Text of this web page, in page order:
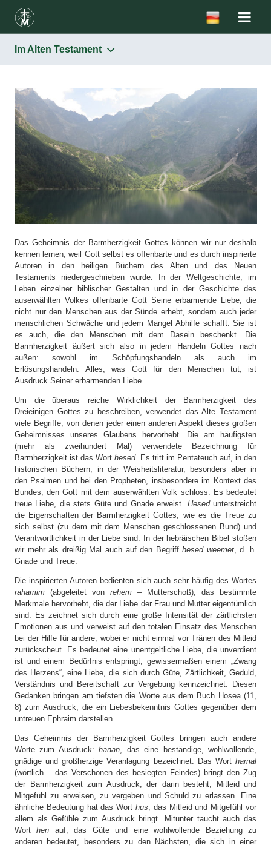
Im Alten Testament
Im Neuen Testament
Im „Tagebuch” der hl. Schwester Faustina
In der Lehre von Johannes Paul II.
Das Geheimnis der Barmherzigkeit Gottes können wir nur deshalb
kennen lernen, weil Gott selbst es offenbarte und es durch inspirierte
Autoren in den heiligen Büchern des Alten und des Neuen
Testaments niedergeschrieben wurde. In der Weltgeschichte, im
Leben einzelner biblischer Gestalten und in der Geschichte des
auserwählten Volkes offenbarte Gott Seine erbarmende Liebe, die
nicht nur den Menschen aus der Sünde erhebt, sondern auch jeder
menschlichen Schwäche und jedem Mangel Abhilfe schafft. Sie ist
es auch, die den Menschen mit dem Dasein beschenkt. Die
Barmherzigkeit äußert sich also in jedem Handeln Gottes nach
außen: sowohl im Schöpfungshandeln als auch im
Erlösungshandeln. Alles, was Gott für den Menschen tut, ist
Ausdruck Seiner erbarmenden Liebe.
Um die überaus reiche Wirklichkeit der Barmherzigkeit des
Dreieinigen Gottes zu beschreiben, verwendet das Alte Testament
viele Begriffe, von denen jeder einen anderen Aspekt dieses großen
Geheimnisses unseres Glaubens hervorhebt. Die am häufigsten
(mehr als zweihundert Mal) verwendete Bezeichnung für
Barmherzigkeit ist das Wort hesed. Es tritt im Pentateuch auf, in den
historischen Büchern, in der Weisheitsliteratur, besonders aber in
den Psalmen und bei den Propheten, insbesondere im Kontext des
Bundes, den Gott mit dem auserwählten Volk schloss. Es bedeutet
treue Liebe, die stets Güte und Gnade erweist. Hesedunterstreicht
die Eigenschaften der Barmherzigkeit Gottes, wie es die Treue zu
sich selbst (zu dem mit dem Menschen geschlossenen Bund) und
Verantwortlichkeit in der Liebe sind. In der hebräischen Bibel stoßen
wir mehr als dreißig Mal auch auf den Begriffhesed weemet, d. h.
Gnade und Treue.
Die inspirierten Autoren bedienten sich auch sehr häufig des Wortes
rahamim (abgeleitet von rehem – Mutterschoß), das bestimmte
Merkmale hervorhebt, die der Liebe der Frau und Mutter eigentümlich
sind. Es zeichnet sich durch eine große Intensität der zärtlichsten
Emotionen aus und verweist auf den totalen Einsatz des Menschen
bei der Hilfe für andere, wobei er nicht einmal vor Tränen des Mitleid
zurückscheut. Es bedeutet eine unentgeltliche Liebe, die unverdient
ist und einem Bedürfnis entspringt, gewissermaßen einem „Zwang
des Herzens“, eine Liebe, die sich durch Güte, Zärtlichkeit, Geduld,
Verständnis und Bereitschaft zur Vergebung kennzeichnet. Diesen
Gedanken bringen am tiefsten die Worte aus dem Buch Hosea (11,
8) zum Ausdruck, die ein Liebesbekenntnis Gottes gegenüber dem
untreuen Ephraim darstellen.
Das Geheimnis der Barmherzigkeit Gottes bringen auch andere
Worte zum Ausdruck:hanan, das eine beständige, wohlwollende,
gnädige und großherzige Veranlagung bezeichnet. Das Wort hamal
(wörtlich – das Verschonen des besiegten Feindes) bringt den Zug
der Barmherzigkeit zum Ausdruck, der darin besteht, Mitleid und
Mitgefühl zu erweisen, zu vergeben und Schuld zu erlassen. Eine
ähnliche Bedeutung hat das Wort hus, das Mitleid und Mitgefühl vor
allem als Gefühle zum Ausdruck bringt. Mitunter taucht auch das
Worthen auf, das Güte und eine wohlwollende Beziehung zu
anderen bedeutet, besonders zu den Nächsten, die sich in einer